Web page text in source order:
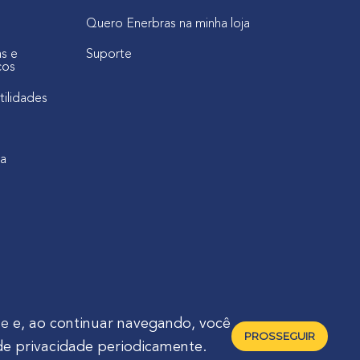
e
Quero Enerbras na minha loja
Suporte
- Brasil 🇧🇷
e, ao continuar navegando, você
privacidade periodicamente.
PROSSEGUIR